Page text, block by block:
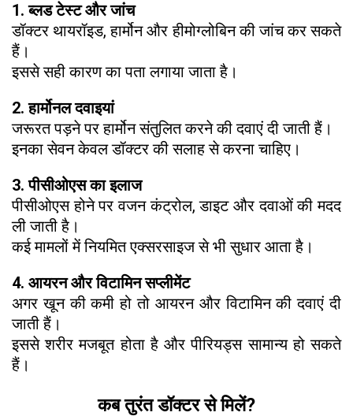
1. ब्लड टेस्ट और जांच
डॉक्टर थायरॉइड, हार्मोन और हीमोग्लोबिन की जांच कर सकते
हैं।
इससे सही कारण का पता लगाया जाता है।
2. हार्मोनल दवाइयां
जरूरत पड़ने पर हार्मोन संतुलित करने की दवाएं दी जाती हैं।
इनका सेवन केवल डॉक्टर की सलाह से करना चाहिए।
3. पीसीओएस का इलाज
पीसीओएस होने पर वजन कंट्रोल, डाइट और दवाओं की मदद
ली जाती है।
कई मामलों में नियमित एक्सरसाइज से भी सुधार आता है।
4. आयरन और विटामिन सप्लीमेंट
अगर खून की कमी हो तो आयरन और विटामिन की दवाएं दी
जाती हैं।
इससे शरीर मजबूत होता है और पीरियड्स सामान्य हो सकते
हैं।
कब तुरंत डॉक्टर से मिलें?